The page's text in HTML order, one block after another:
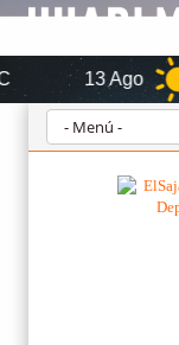
13 Ago